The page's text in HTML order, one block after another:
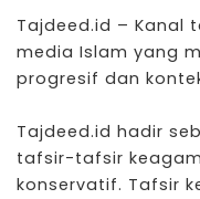
Tajdeed.id – Kanal
media Islam yang
progresif dan
Tajdeed.id hadir
tafsir-tafsir
konservatif. Tafsir